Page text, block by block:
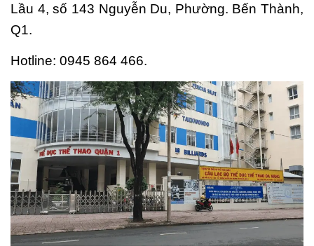
Lầu 4, số 143 Nguyễn Du, Phường. Bến Thành,
Q1.
Hotline: 0945 864 466.